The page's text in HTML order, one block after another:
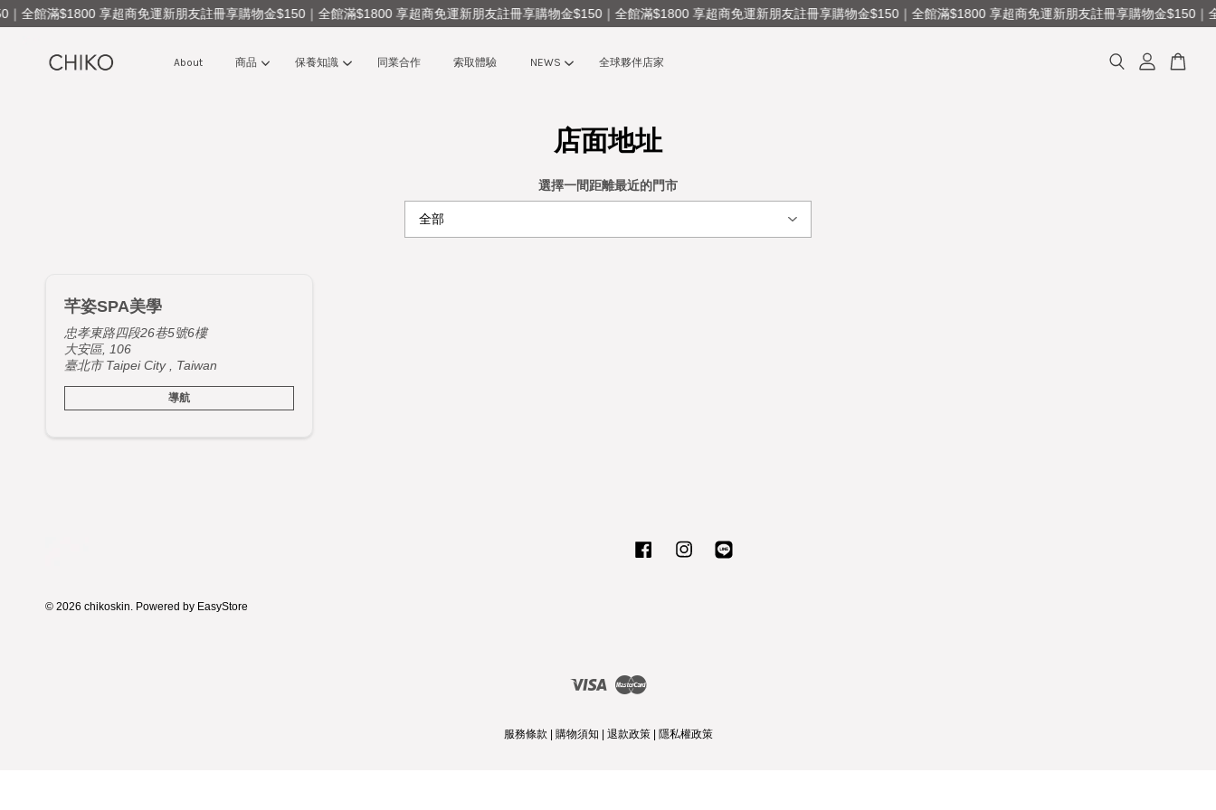
全館滿$1800 享超商免運新朋友註冊享購物金$150｜全館滿$1800 享超商免運新朋友註冊享購物金$150｜全館滿$1800 享超商免運新朋友註冊享購物金$150｜全館滿$1800 享超商免運新朋友註冊享購物金$150｜
About 商品 保養知識 同業合作 索取體驗 NEWS 全球夥伴店家
店面地址
選擇一間距離最近的門市
芊姿SPA美學
忠孝東路四段26巷5號6樓
大安區, 106
臺北市 Taipei City , Taiwan
導航
© 2026 chikoskin. Powered by EasyStore
Facebook Instagram
Visa
服務條款 | 購物須知 | 退款政策| 隱私權政策
您的購物車目前還是空的。